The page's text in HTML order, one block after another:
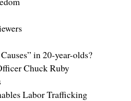
in 20-year-olds?
Chuck Ruby
Labor Trafficking